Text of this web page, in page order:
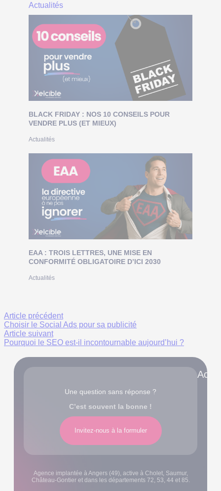
Actualités
BLACK FRIDAY : NOS 10 CONSEILS POUR
VENDRE PLUS (ET MIEUX)
Actualités
EAA : TROIS LETTRES, UNE MISE EN
CONFORMITÉ OBLIGATOIRE D’ICI 2030
Actualités
Article précédent
Choisir le Social Ads pour sa publicité
Article suivant
Pourquoi le SEO est-il incontournable aujourd’hui ?
Une question sans réponse ?
C’est souvent la bonne !
Invitez-nous à la formuler
Agence implantée à Angers (49), active à Cholet, Saumur,
Château-Gontier et dans les départements 72, 53, 44 et 85.